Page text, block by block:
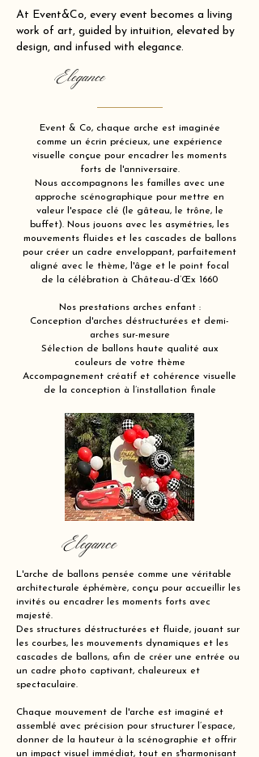
At Event&Co, every event becomes a living
work of art, guided by intuition, elevated by
design, and infused with elegance.
Elegance
Event & Co, chaque arche est imaginée
comme un écrin précieux, une expérience
visuelle conçue pour encadrer les moments
forts de l'anniversaire.
Nous accompagnons les familles avec une
approche scénographique pour mettre en
valeur l'espace clé (le gâteau, le trône, le
buffet). Nous jouons avec les asymétries, les
mouvements fluides et les cascades de ballons
pour créer un cadre enveloppant, parfaitement
aligné avec le thème, l'âge et le point focal
de la célébration à Château-d’Œx 1660
Nos prestations arches enfant :
Conception d'arches déstructurées et demi-
arches sur-mesure
Sélection de ballons haute qualité aux
couleurs de votre thème
Accompagnement créatif et cohérence visuelle
de la conception à l’installation finale
Elegance
L'arche de ballons pensée comme une véritable
architecturale éphémère, conçu pour accueillir les
invités ou encadrer les moments forts avec
majesté.
Des structures déstructurées et fluide, jouant sur
les courbes, les mouvements dynamiques et les
cascades de ballons, afin de créer une entrée ou
un cadre photo captivant, chaleureux et
spectaculaire.
Chaque mouvement de l'arche est imaginé et
assemblé avec précision pour structurer l’espace,
donner de la hauteur à la scénographie et offrir
un impact visuel immédiat, tout en s'harmonisant